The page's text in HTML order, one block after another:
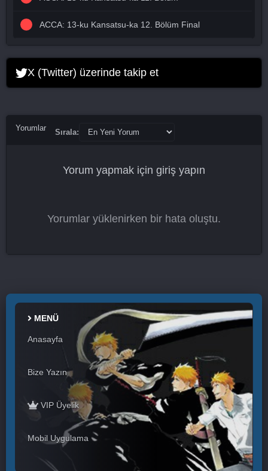
ACCA: 13-ku Kansatsu-ka 12. Bölüm Final
X (Twitter) üzerinde takip et
Yorumlar Sırala:
Yorum yapmak için giriş yapın
Yorumlar yüklenirken bir hata oluştu.
MENÜ
Anasayfa
Bize Yazın
VIP Üyelik
Mobil Uygulama